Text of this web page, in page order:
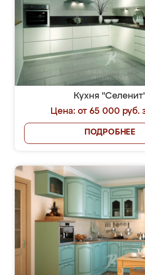
Кухня
Цена: от 65 000 руб.
ПОДРОБНЕЕ